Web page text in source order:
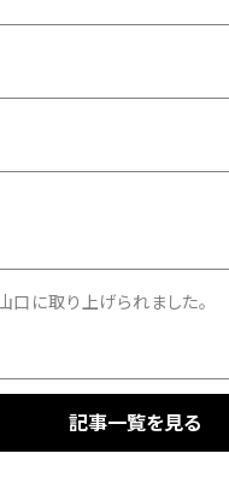
口に取り上げられました。
記事一覧を見る